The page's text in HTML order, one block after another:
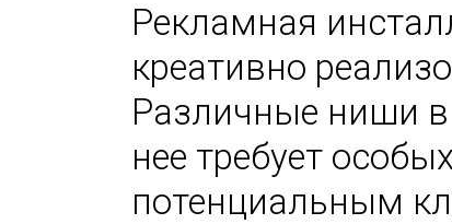
Рекламная
креативно
Различные ниши в
нее требует
потенциальным